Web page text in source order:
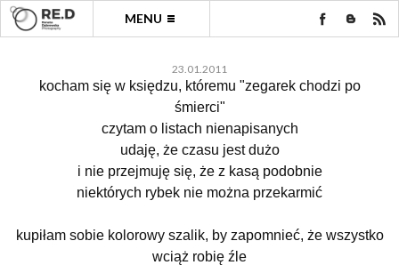
MENU
23.01.2011
kocham się w księdzu, któremu "zegarek chodzi po
śmierci"
czytam o listach nienapisanych
udaję, że czasu jest dużo
i nie przejmuję się, że z kasą podobnie
niektórych rybek nie można przekarmić
kupiłam sobie kolorowy szalik, by zapomnieć, że wszystko
wciąż robię źle